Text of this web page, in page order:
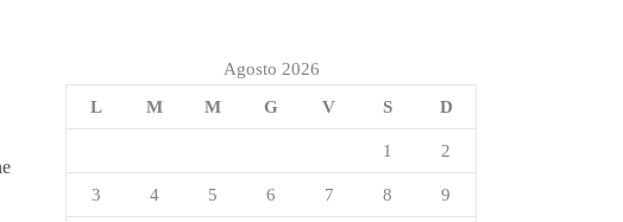
Agosto 2026
L
M M G V S D
1 2
3 4 5 6 7 8 9